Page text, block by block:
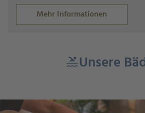
Mehr Informationen
poolUnsere